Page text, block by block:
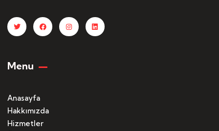
Menu
Anasayfa
Hakkımızda
Hizmetler